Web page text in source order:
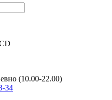
(10.00-22.00)
34